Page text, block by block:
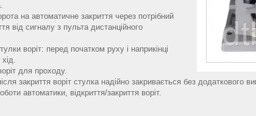
на автоматичне закриття через потрібний
від сигналу з пульта дистанційного
воріт: перед початком руху і наприкінці
для проходу.
закриття воріт стулка надійно закривається без додаткового
автоматики, відкриття/закриття воріт.